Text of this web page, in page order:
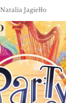
Natalia Jagiełło